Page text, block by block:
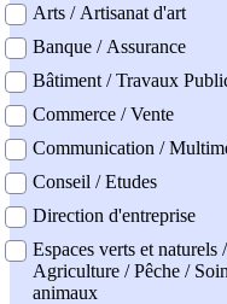
Arts / Artisanat d'art
Banque / Assurance
Bâtiment / Travaux
Commerce / Vente
Communication /
Conseil / Etudes
Direction d'entreprise
Espaces verts et naturels /
Agriculture / Pêche /
animaux